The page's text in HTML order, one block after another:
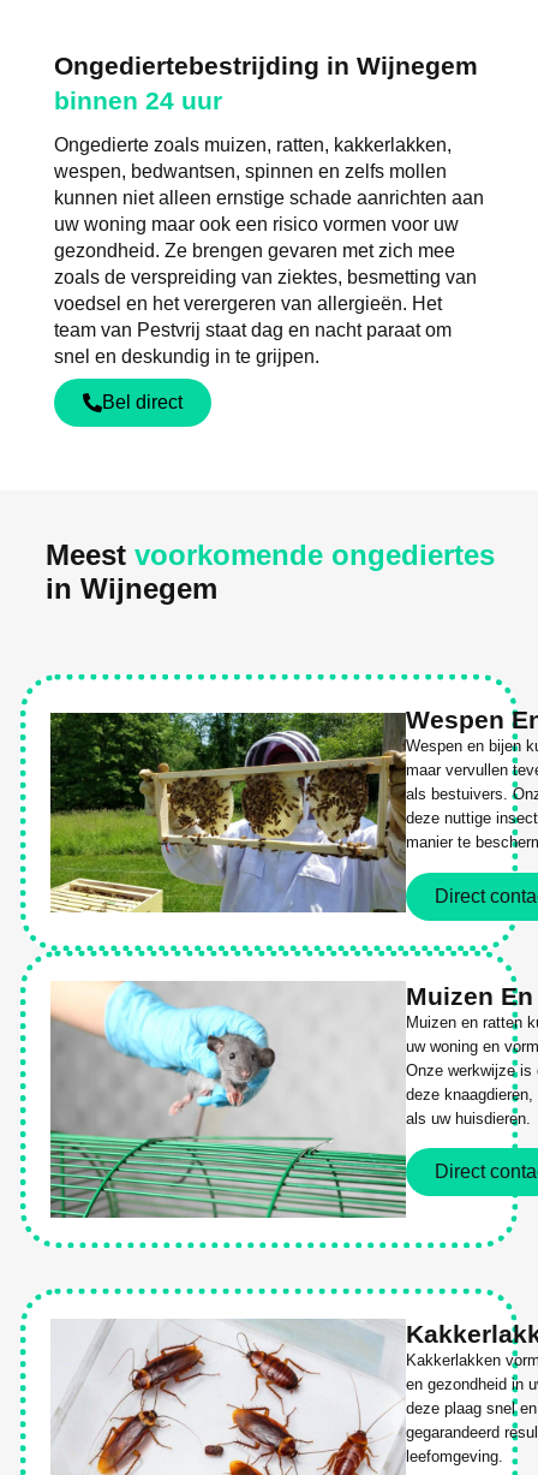
Ongediertebestrijding in Wijnegem
binnen 24 uur
Ongedierte zoals muizen, ratten, kakkerlakken,
wespen, bedwantsen, spinnen en zelfs mollen
kunnen niet alleen ernstige schade aanrichten aan
uw woning maar ook een risico vormen voor uw
gezondheid. Ze brengen gevaren met zich mee
zoals de verspreiding van ziektes, besmetting van
voedsel en het verergeren van allergieën. Het
team van Pestvrij staat dag en nacht paraat om
snel en deskundig in te grijpen.
Bel direct
Meest voorkomende ongediertes
in Wijnegem
Wespen
Wespen en bijen
maar vervullen
als bestuivers.
deze nuttige
manier te
Direct
Muizen
Muizen en ratten
uw woning en
Onze werkwijze is
deze
als uw huisdieren.
Direct
Kakkerlakken
en gezondheid in
deze plaag snel
gegarandeerd
leefomgeving.